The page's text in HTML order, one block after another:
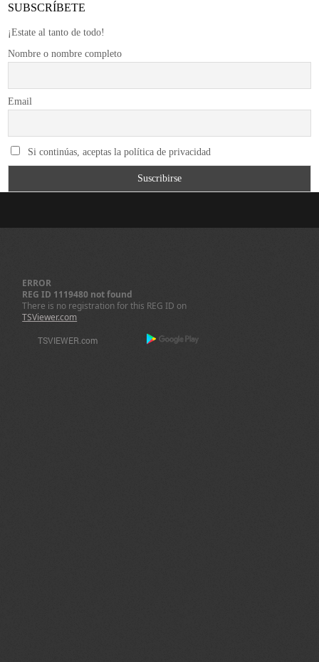
SUBSCRÍBETE
¡Estate al tanto de todo!
Nombre o nombre completo
Email
Si continúas, aceptas la política de privacidad
ERROR
REG ID 1119480 not found
There is no registration for this REG ID on
TSViewer.com